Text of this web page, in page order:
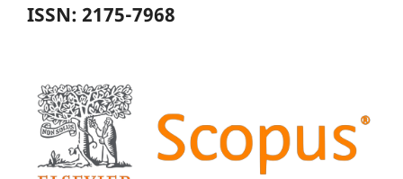
ISSN: 2175-7968